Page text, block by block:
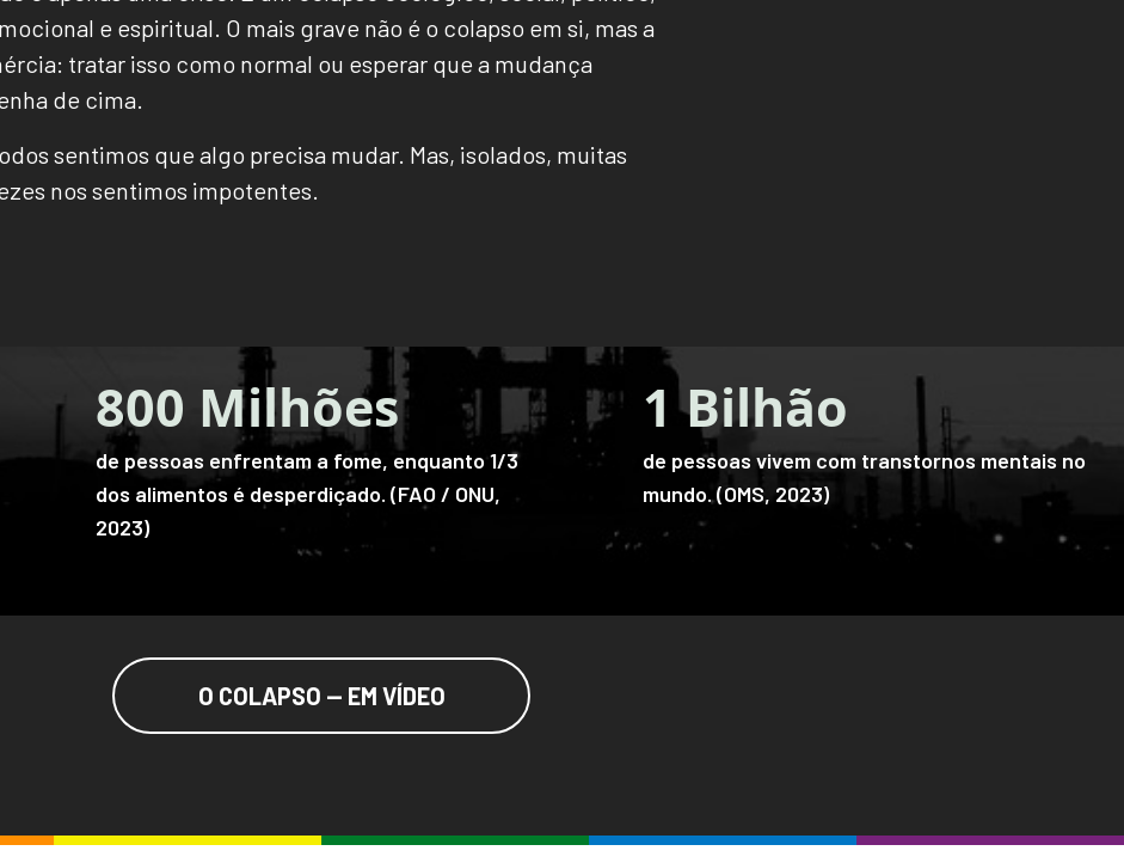
e espiritual. O mais grave não é o colapso em si, mas a
tratar isso como normal ou esperar que a mudança
de cima.
sentimos que algo precisa mudar. Mas, isolados, muitas
nos sentimos impotentes.
1 Bilhão
de pessoas vivem com transtornos mentais no
mundo. (OMS, 2023)
1 Milhão
de espécies de animais e plantas estão
ameaçadas de extinção. (IPBES, 2019)
O COLAPSO — EM VÍDEO